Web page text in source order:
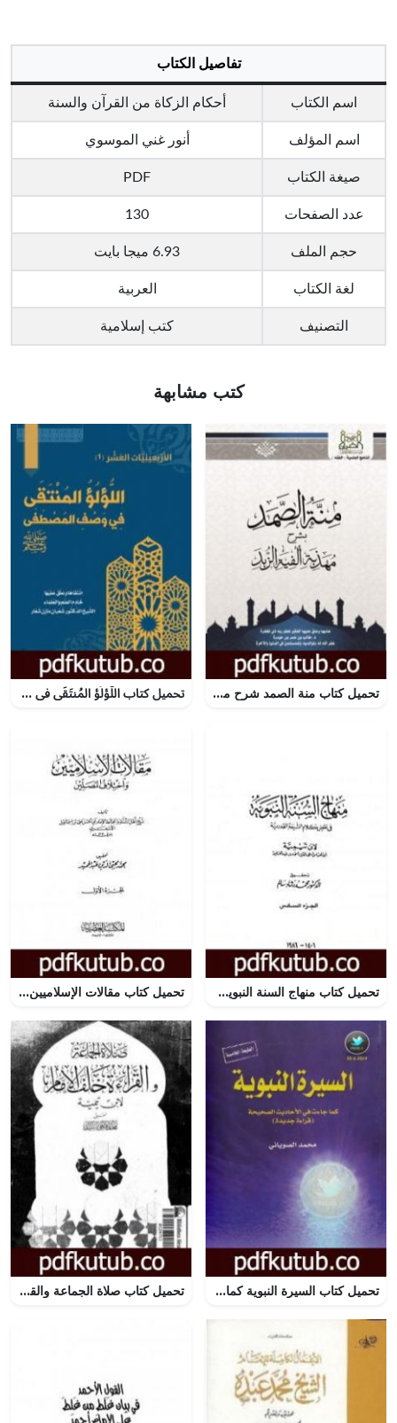
تفاصيل الكتاب
اسم الكتاب أحكام الزكاة من القرآن والسنة
اسم المؤلف أنور غني الموسوي
صيغة الكتاب PDF
عدد الصفحات 130
حجم الملف 6.93 ميجا بايت
لغة الكتاب العربية
التصنيف كتب إسلامية
كتب مشابهة
تحميل كتاب منة الصمد شرح مهذبة ألفيىة الزبد PDF تأليف د. طالب الكثيري مجانا [كامل] تحميل كتاب اللُّؤلُؤ المُنتَقَى في وصف المصطفى ﷺ PDF تأليف الشيخ الدكتور شعبان مازن شعار مجانا [كامل]
تحميل كتاب منهاج السنة النبوية في نقض كلام الشيعة القدرية – الجزء السادس PDF تأليف ابن تيمية مجانا [كامل] تحميل كتاب مقالات الإسلاميين واختلاف المصلين – الجزء الأول PDF تأليف أبي الحسن الأشعري مجانا [كامل]
تحميل كتاب السيرة النبوية كما جاءت في الأحاديث الصحيحة – الجزء الثاني PDF تأليف محمد الصوياني مجانا [كامل] تحميل كتاب صلاة الجماعة والقراءة خلف الإمام PDF تأليف ابن تيمية مجانا [كامل]